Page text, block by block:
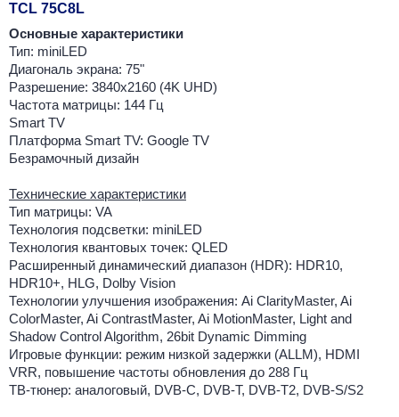
TCL 75C8L
Основные характеристики
Тип: miniLED
Диагональ экрана: 75"
Разрешение: 3840x2160 (4K UHD)
Частота матрицы: 144 Гц
Smart TV
Платформа Smart TV: Google TV
Безрамочный дизайн
Технические характеристики
Тип матрицы: VA
Технология подсветки: miniLED
Технология квантовых точек: QLED
Расширенный динамический диапазон (HDR): HDR10,
HDR10+, HLG, Dolby Vision
Технологии улучшения изображения: Ai ClarityMaster, Ai
ColorMaster, Ai ContrastMaster, Ai MotionMaster, Light and
Shadow Control Algorithm, 26bit Dynamic Dimming
Игровые функции: режим низкой задержки (ALLM), HDMI
VRR, повышение частоты обновления до 288 Гц
ТВ-тюнер: аналоговый, DVB-C, DVB-T, DVB-T2, DVB-S/S2